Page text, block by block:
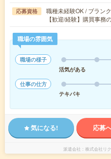
応募資格
職種未経験OK / ブラン
【歓迎/経験】購買事務
職場の雰囲気
職場の様子
活気がある
仕事の仕方
テキパキ
気になる! 応募
派遣会社 株式会社リ